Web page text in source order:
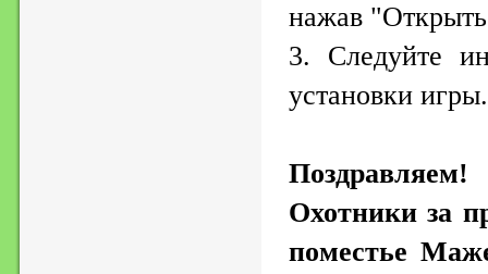
нажав
3. Следуйте
установки игры.
Охотники за
поместье